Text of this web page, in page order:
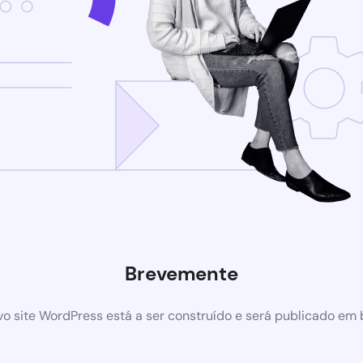
Brevemente
site WordPress está a ser construído e será publicado em